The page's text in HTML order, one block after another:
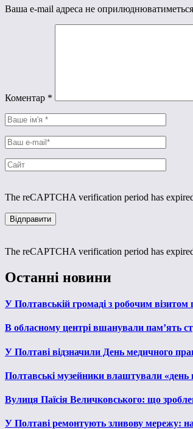
Ваша e-mail адреса не
Коментар *
The reCAPTCHA verification period has
The reCAPTCHA verification period has
Останні новини
У Полтавській громаді з робочим
В обласному центрі вшанували пам’ять
У Полтаві відзначили День медичного
Полтавські музейники влаштували «день
Вулиця Паїсія Величковського: що
У Полтаві ремонтують зливову мережу: